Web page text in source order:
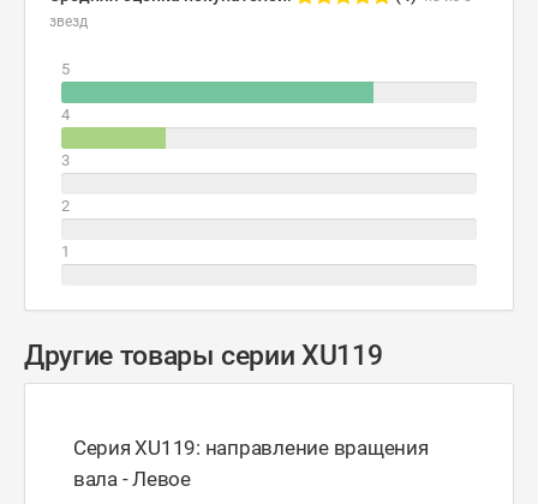
звезд
5
4
3
2
1
Другие товары серии XU119
Серия XU119: направление вращения
вала - Левое